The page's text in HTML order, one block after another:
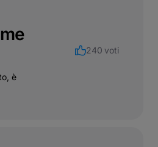
è
240 voti